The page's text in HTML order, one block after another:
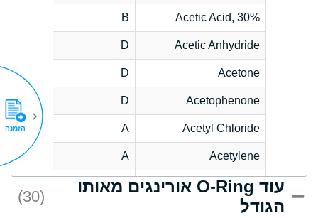
Acetic Acid, 30%
B
Acetic Anhydride
D
Acetone
D
Acetophenone
D
Acetyl Chloride
A
Acetylene
A
Acrlylonitrile
C
Adipic Acid
עוד O-Ring אורינגים מאותו
הגודל
(30)
הזמנה